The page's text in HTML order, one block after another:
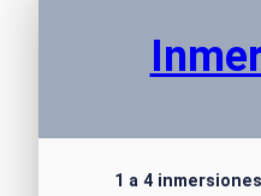
1 a 4